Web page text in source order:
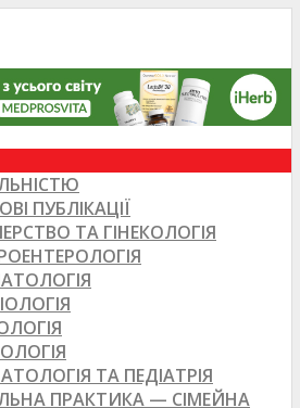
ПУБЛІКАЦІЇ
ТА ГІНЕКОЛОГІЯ
ТА ПЕДІАТРІЯ
ПРАКТИКА — СІМЕЙНА